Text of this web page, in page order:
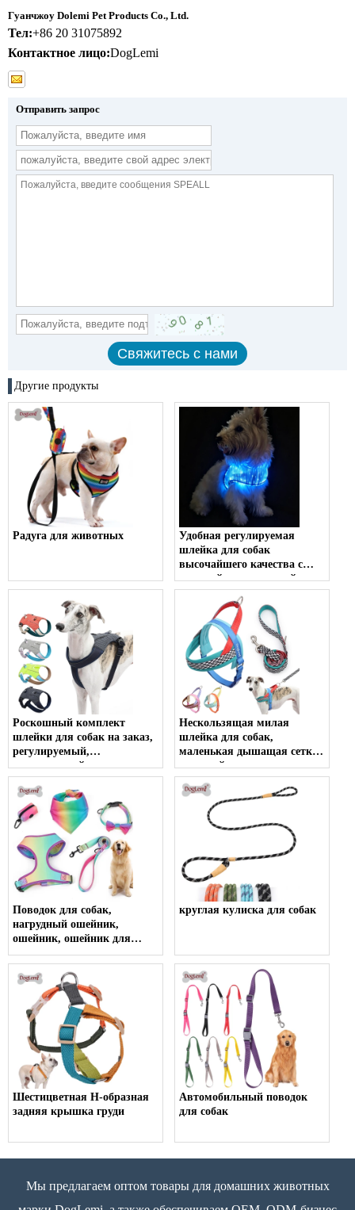
Гуанчжоу Dolemi Pet Products Co., Ltd.
Тел:+86 20 31075892
Контактное лицо:DogLemi
Отправить запрос
Другие продукты
Радуга для животных
Удобная регулируемая
шлейка для собак
высочайшего качества с
защитой от тяги, шлейка
для собаки с
индивидуальным
логотипом, шлейка для
собаки, аксессуары для
домашних животных
Роскошный комплект
шлейки для собак на заказ,
регулируемый,
сверхмощный, с принтом
логотипа, для безопасности
домашних животных,
рюкзак, упаковочный жгут
Нескользящая милая
шлейка для собак,
маленькая дышащая сетка,
прочный
водонепроницаемый
шлейка для собак с
логотипом, аксессуары для
собак
Поводок для собак,
нагрудный ошейник,
ошейник, ошейник для
унитаза, поводок, жилет,
комплект шлейки для
домашних животных
круглая кулиска для собак
Шестицветная H-образная
задняя крышка груди
Автомобильный поводок
для собак
Мы предлагаем оптом товары для домашних животных